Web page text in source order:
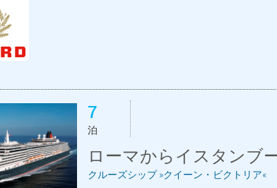
7
泊
ローマからイスタンブ
クルーズシップ »クイーン・ビクトリア«